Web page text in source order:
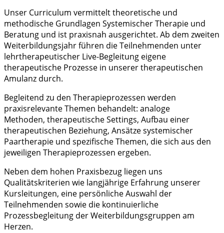
Unser Curriculum vermittelt theoretische und
methodische Grundlagen Systemischer Therapie und
Beratung und ist praxisnah ausgerichtet. Ab dem zweiten
Weiterbildungsjahr führen die Teilnehmenden unter
lehrtherapeutischer Live-Begleitung eigene
therapeutische Prozesse in unserer therapeutischen
Amulanz durch.
Begleitend zu den Therapieprozessen werden
praxisrelevante Themen behandelt: analoge
Methoden, therapeutische Settings, Aufbau einer
therapeutischen Beziehung, Ansätze systemischer
Paartherapie und spezifische Themen, die sich aus den
jeweiligen Therapieprozessen ergeben.
Neben dem hohen Praxisbezug liegen uns
Qualitätskriterien wie langjährige Erfahrung unserer
Kursleitungen, eine persönliche Auswahl der
Teilnehmenden sowie die kontinuierliche
Prozessbegleitung der Weiterbildungsgruppen am
Herzen.